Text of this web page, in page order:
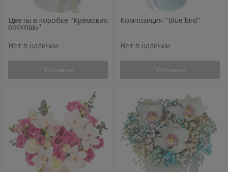
Цветы в коробке "Кремовая
роскошь"
Нет в наличии
Уточнить
Композиция "Blue bird"
Нет в наличии
Уточнить